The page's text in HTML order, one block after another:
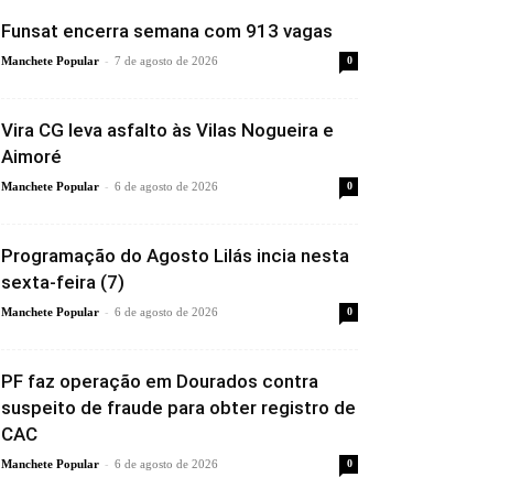
Funsat encerra semana com 913 vagas
Manchete Popular - 7 de agosto de 2026 0
Vira CG leva asfalto às Vilas Nogueira e
Aimoré
Manchete Popular - 6 de agosto de 2026 0
Programação do Agosto Lilás incia nesta
sexta-feira (7)
Manchete Popular - 6 de agosto de 2026 0
PF faz operação em Dourados contra
suspeito de fraude para obter registro de
CAC
Manchete Popular - 6 de agosto de 2026 0